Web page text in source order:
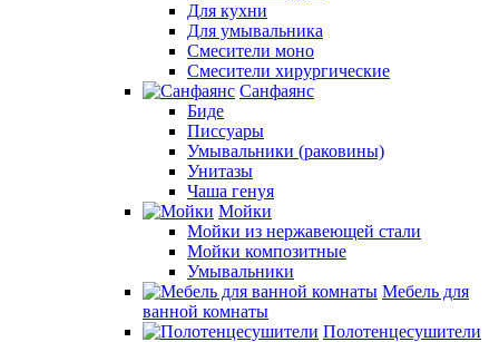
Для кухни
Для умывальника
Смесители моно
Смесители хирургические
Санфаянс
Биде
Писсуары
Умывальники (раковины)
Унитазы
Чаша генуя
Мойки
Мойки из нержавеющей стали
Мойки композитные
Умывальники
Мебель для
ванной комнаты
Полотенцесушители